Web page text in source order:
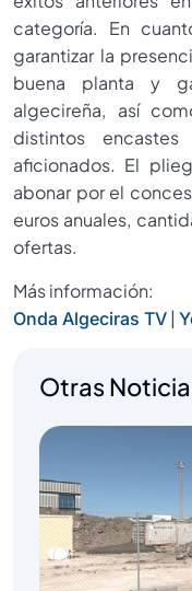
categoría. En
garantizar la
buena planta y
algecireña, así
distintos
aficionados. El
abonar por el
euros anuales,
ofertas.
Más información:
Onda Algeciras TV |
Otras